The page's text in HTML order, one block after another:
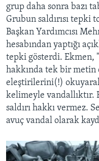
grup daha sonra bazı
Grubun saldırısı tepki
Başkan Yardımcısı
hesabından yaptığı
tepki gösterdi. Ekmen,
hakkında tek bir metin
eleştirilerini(!)
kelimeyle vandallıktır.
saldırı hakkı vermez.
avuç vandal olarak